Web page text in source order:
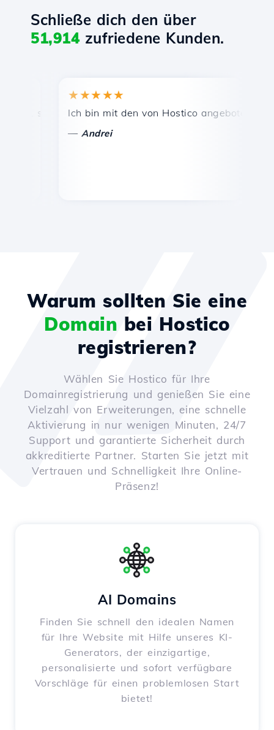
Schließe dich den über
51,914zufriedene Kunden.
schnelle und effiziente technische Unterstützung.
★★★★★
Ich bin mit den von Hostico angebotenen
Andrei
Warum sollten Sie eine
Domain bei Hostico
registrieren?
Wählen Sie Hostico für Ihre
Domainregistrierung und genießen Sie eine
Vielzahl von Erweiterungen, eine schnelle
Aktivierung in nur wenigen Minuten, 24/7
Support und garantierte Sicherheit durch
akkreditierte Partner. Starten Sie jetzt mit
Vertrauen und Schnelligkeit Ihre Online-
Präsenz!
AI Domains
Finden Sie schnell den idealen Namen
für Ihre Website mit Hilfe unseres KI-
Generators, der einzigartige,
personalisierte und sofort verfügbare
Vorschläge für einen problemlosen Start
bietet!